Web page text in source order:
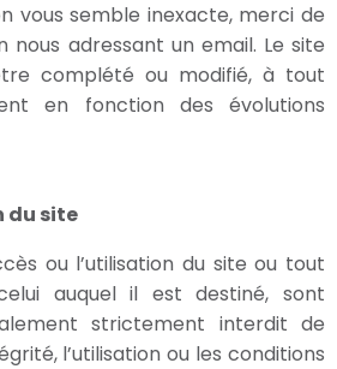
vous semble inexacte, merci de
nous adressant un email. Le site
complété ou modifié, à tout
en fonction des évolutions
du site
ou l’utilisation du site ou tout
auquel il est destiné, sont
strictement interdit de
l’utilisation ou les conditions